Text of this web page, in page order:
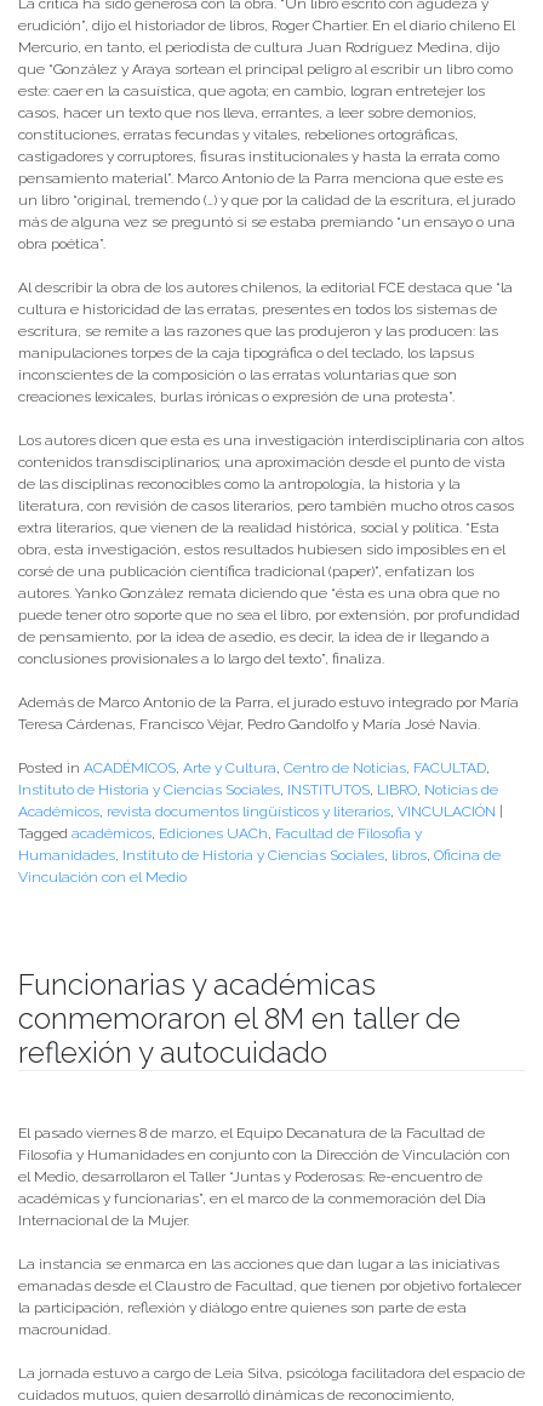
La crítica ha sido generosa con la obra. “Un libro escrito con agudeza y
erudición”, dijo el historiador de libros, Roger Chartier. En el diario chileno El
Mercurio, en tanto, el periodista de cultura Juan Rodríguez Medina, dijo
que “González y Araya sortean el principal peligro al escribir un libro como
este: caer en la casuística, que agota; en cambio, logran entretejer los
casos, hacer un texto que nos lleva, errantes, a leer sobre demonios,
constituciones, erratas fecundas y vitales, rebeliones ortográficas,
castigadores y corruptores, fisuras institucionales y hasta la errata como
pensamiento material”. Marco Antonio de la Parra menciona que este es
un libro “original, tremendo (…) y que por la calidad de la escritura, el jurado
más de alguna vez se preguntó si se estaba premiando “un ensayo o una
obra poética”.
Al describir la obra de los autores chilenos, la editorial FCE destaca que “la
cultura e historicidad de las erratas, presentes en todos los sistemas de
escritura, se remite a las razones que las produjeron y las producen: las
manipulaciones torpes de la caja tipográfica o del teclado, los lapsus
inconscientes de la composición o las erratas voluntarias que son
creaciones lexicales, burlas irónicas o expresión de una protesta”.
Los autores dicen que esta es una investigación interdisciplinaria con altos
contenidos transdisciplinarios; una aproximación desde el punto de vista
de las disciplinas reconocibles como la antropología, la historia y la
literatura, con revisión de casos literarios, pero también mucho otros casos
extra literarios, que vienen de la realidad histórica, social y política. “Esta
obra, esta investigación, estos resultados hubiesen sido imposibles en el
corsé de una publicación científica tradicional (paper)”, enfatizan los
autores. Yanko González remata diciendo que “ésta es una obra que no
puede tener otro soporte que no sea el libro, por extensión, por profundidad
de pensamiento, por la idea de asedio, es decir, la idea de ir llegando a
conclusiones provisionales a lo largo del texto”, finaliza.
Además de Marco Antonio de la Parra, el jurado estuvo integrado por María
Teresa Cárdenas, Francisco Véjar, Pedro Gandolfo y María José Navia.
Posted in ACADÉMICOS, Arte y Cultura, Centro de Noticias, FACULTAD,
Instituto de Historia y Ciencias Sociales, INSTITUTOS, LIBRO, Noticias de
Académicos, revista documentos lingüísticos y literarios, VINCULACIÓN |
Tagged académicos, Ediciones UACh, Facultad de Filosofia y
Humanidades, Instituto de Historia y Ciencias Sociales, libros, Oficina de
Vinculación con el Medio
Funcionarias y académicas
conmemoraron el 8M en taller de
reflexión y autocuidado
El pasado viernes 8 de marzo, el Equipo Decanatura de la Facultad de
Filosofía y Humanidades en conjunto con la Dirección de Vinculación con
el Medio, desarrollaron el Taller “Juntas y Poderosas: Re-encuentro de
académicas y funcionarias”, en el marco de la conmemoración del Dia
Internacional de la Mujer.
La instancia se enmarca en las acciones que dan lugar a las iniciativas
emanadas desde el Claustro de Facultad, que tienen por objetivo fortalecer
la participación, reflexión y diálogo entre quienes son parte de esta
macrounidad.
La jornada estuvo a cargo de Leia Silva, psicóloga facilitadora del espacio de
cuidados mutuos, quien desarrolló dinámicas de reconocimiento,